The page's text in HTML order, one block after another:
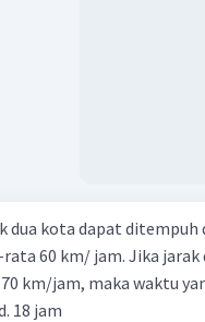
dua kota dapat
60 km/ jam. Jika
km/jam, maka waktu yang diperlukan
d. 18 jam